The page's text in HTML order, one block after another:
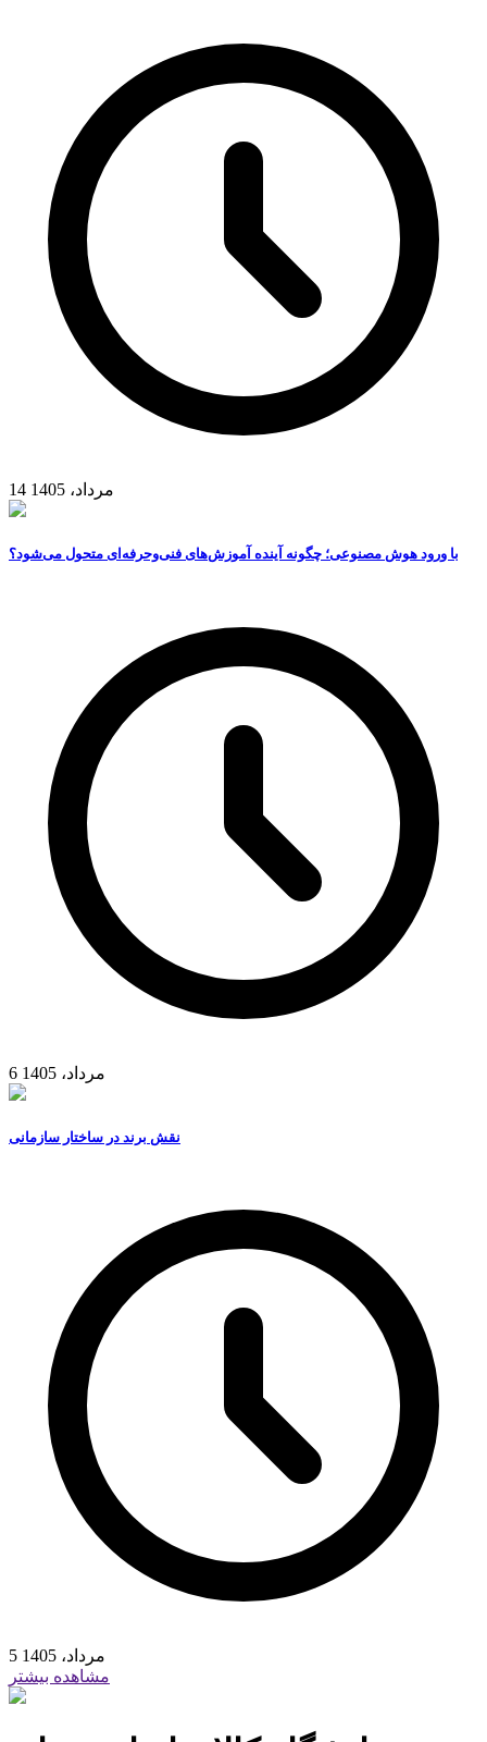
14 مرداد، 1405
با ورود هوش مصنوعی؛ چگونه آینده آموزش‌های فنی‌وحرفه‌ای متحول می‌شود؟
6 مرداد، 1405
نقش برند در ساختار سازمانی
5 مرداد، 1405
مشاهده بیشتر